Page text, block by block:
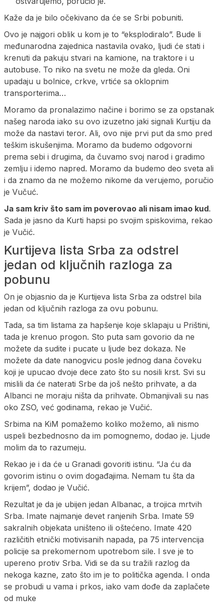
Kaže da je bilo očekivano da će se Srbi pobuniti.
Ovo je najgori oblik u kom je to “eksplodiralo”. Bude li
međunarodna zajednica nastavila ovako, ljudi će stati i
krenuti da pakuju stvari na kamione, na traktore i u
autobuse. To niko na svetu ne može da gleda. Oni
upadaju u bolnice, crkve, vrtiće sa oklopnim
transporterima…
Moramo da pronalazimo načine i borimo se za opstanak
našeg naroda iako su ovo izuzetno jaki signali Kurtiju da
može da nastavi teror. Ali, ovo nije prvi put da smo pred
teškim iskušenjima. Moramo da budemo odgovorni
prema sebi i drugima, da čuvamo svoj narod i gradimo
zemlju i idemo napred. Moramo da budemo deo sveta ali
i da znamo da ne možemo nikome da verujemo, poručio
je Vučuć.
Ja sam kriv što sam im poverovao ali nisam imao kud.
Sada je jasno da Kurti hapsi po svojim spiskovima, rekao
je Vučić.
Kurtijeva lista Srba za odstrel
jedan od ključnih razloga za
pobunu
On je objasnio da je Kurtijeva lista Srba za odstrel bila
jedan od ključnih razloga za ovu pobunu.
Tada, sa tim listama za hapšenje koje sklapaju u Prištini,
tada je krenuo progon. Sto puta sam govorio da ne
možete da sudite i pucate u ljude bez dokaza. Ne
možete da date nanogvicu posle jednog dana čoveku
koji je upucao dvoje dece zato što su nosili krst. Svi su
mislili da će naterati Srbe da još nešto prihvate, a da
Albanci ne moraju ništa da prihvate. Obmanjivali su nas
oko ZSO, već godinama, rekao je Vučić.
Srbima na KiM pomažemo koliko možemo, ali nismo
uspeli bezbednosno da im pomognemo, dodao je. Ljude
molim da to razumeju.
Rekao je i da će u Granadi govoriti istinu. “Ja ću da
govorim istinu o ovim događajima. Nemam tu šta da
krijem”, dodao je Vučić.
Rezultat je da je ubijen jedan Albanac, a trojica mrtvih
Srba. Imate najmanje devet ranjenih Srba. Imate 59
sakralnih objekata uništeno ili oštećeno. Imate 420
različitih etnički motivisanih napada, pa 75 intervencija
policije sa prekomernom upotrebom sile. I sve je to
upereno protiv Srba. Vidi se da su tražili razlog da
nekoga kazne, zato što im je to politička agenda. I onda
se probudi u vama i prkos, iako vam dođe da zaplačete
od muke